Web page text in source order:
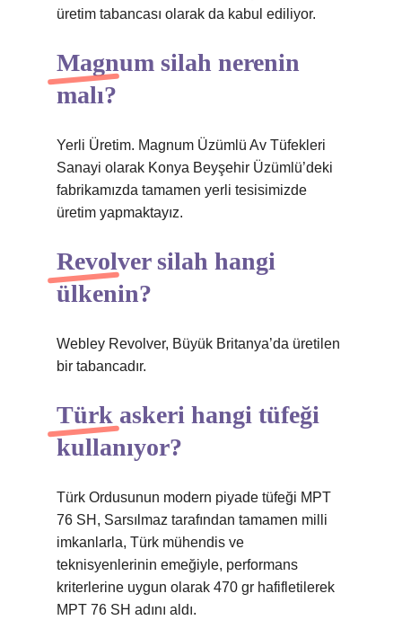
üretim tabancası olarak da kabul ediliyor.
Magnum silah nerenin
malı?
Yerli Üretim. Magnum Üzümlü Av Tüfekleri
Sanayi olarak Konya Beyşehir Üzümlü’deki
fabrikamızda tamamen yerli tesisimizde
üretim yapmaktayız.
Revolver silah hangi
ülkenin?
Webley Revolver, Büyük Britanya’da üretilen
bir tabancadır.
Türk askeri hangi tüfeği
kullanıyor?
Türk Ordusunun modern piyade tüfeği MPT
76 SH, Sarsılmaz tarafından tamamen milli
imkanlarla, Türk mühendis ve
teknisyenlerinin emeğiyle, performans
kriterlerine uygun olarak 470 gr hafifletilerek
MPT 76 SH adını aldı.